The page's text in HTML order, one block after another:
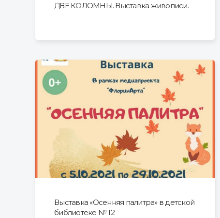
ДВЕ КОЛОМНЫ. Выставка живописи.
Выставка «Осенняя палитра» в детской
библиотеке № 12